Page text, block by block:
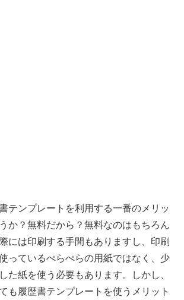
テンプレートを利用する一番のメリッ
か？無料だから？無料なのはもちろん
には印刷する手間もありますし、印刷
っているぺらぺらの用紙ではなく、少
た紙を使う必要もあります。しかし、
も履歴書テンプレートを使うメリット